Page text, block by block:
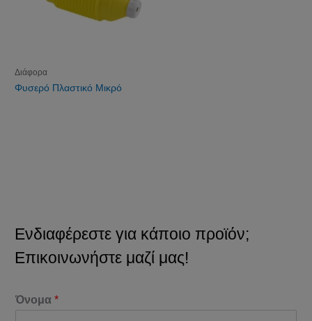
Διάφορα
Φυσερό Πλαστικό Μικρό
Ενδιαφέρεστε για κάποιο προϊόν;
Επικοινωνήστε μαζί μας!
Όνομα*